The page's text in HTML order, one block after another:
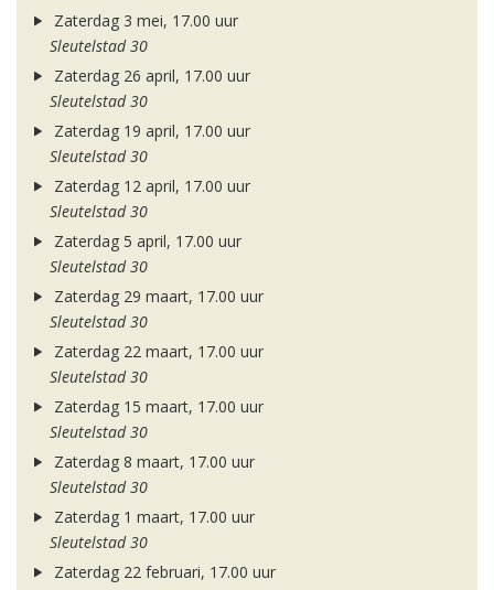
Zaterdag 3 mei, 17.00 uur
Sleutelstad 30
Zaterdag 26 april, 17.00 uur
Sleutelstad 30
Zaterdag 19 april, 17.00 uur
Sleutelstad 30
Zaterdag 12 april, 17.00 uur
Sleutelstad 30
Zaterdag 5 april, 17.00 uur
Sleutelstad 30
Zaterdag 29 maart, 17.00 uur
Sleutelstad 30
Zaterdag 22 maart, 17.00 uur
Sleutelstad 30
Zaterdag 15 maart, 17.00 uur
Sleutelstad 30
Zaterdag 8 maart, 17.00 uur
Sleutelstad 30
Zaterdag 1 maart, 17.00 uur
Sleutelstad 30
Zaterdag 22 februari, 17.00 uur